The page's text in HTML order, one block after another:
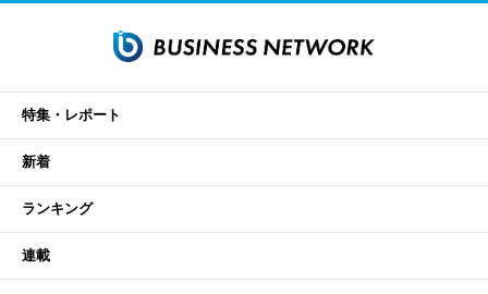
特集・レポート
新着
ランキング
連載